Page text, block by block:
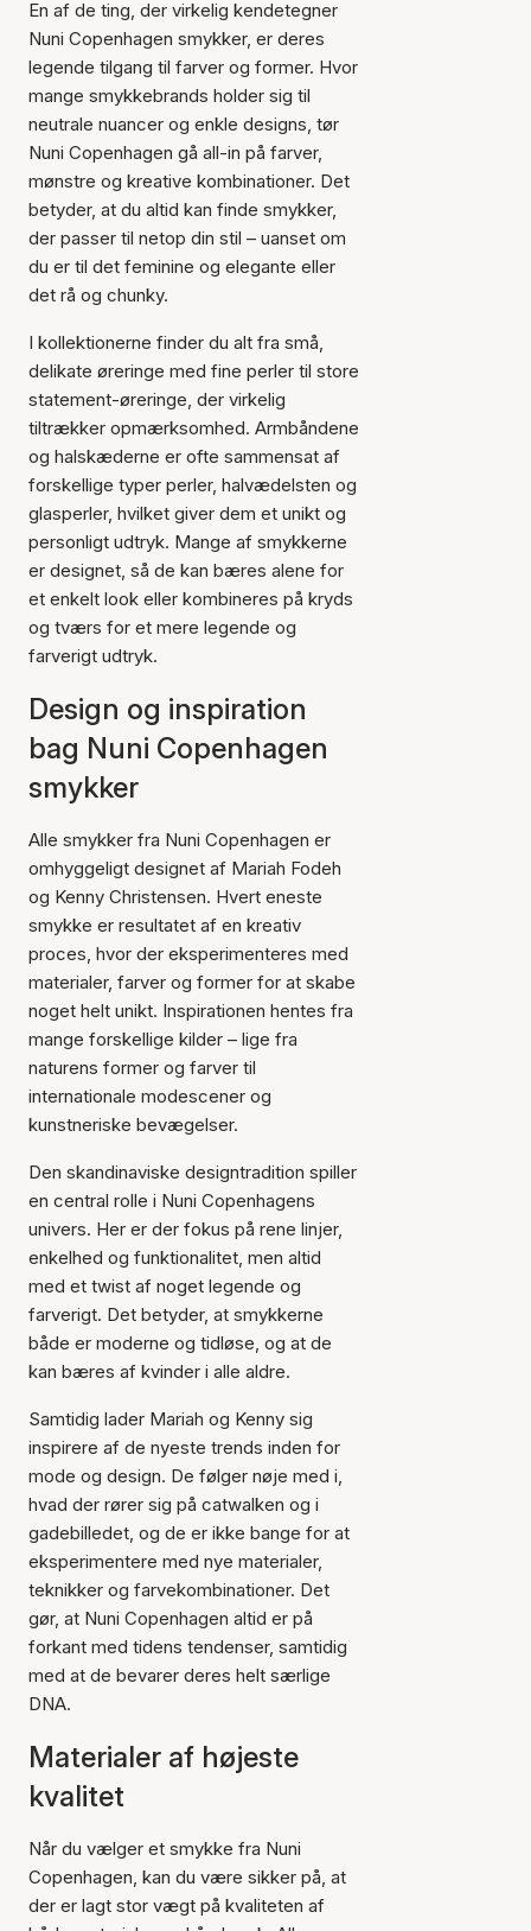
En af de ting, der virkelig kendetegner
Nuni Copenhagen smykker, er deres
legende tilgang til farver og former. Hvor
mange smykkebrands holder sig til
neutrale nuancer og enkle designs, tør
Nuni Copenhagen gå all-in på farver,
mønstre og kreative kombinationer. Det
betyder, at du altid kan finde smykker,
der passer til netop din stil – uanset om
du er til det feminine og elegante eller
det rå og chunky.
I kollektionerne finder du alt fra små,
delikate øreringe med fine perler til store
statement-øreringe, der virkelig
tiltrækker opmærksomhed. Armbåndene
og halskæderne er ofte sammensat af
forskellige typer perler, halvædelsten og
glasperler, hvilket giver dem et unikt og
personligt udtryk. Mange af smykkerne
er designet, så de kan bæres alene for
et enkelt look eller kombineres på kryds
og tværs for et mere legende og
farverigt udtryk.
Design og inspiration
bag Nuni Copenhagen
smykker
Alle smykker fra Nuni Copenhagen er
omhyggeligt designet af Mariah Fodeh
og Kenny Christensen. Hvert eneste
smykke er resultatet af en kreativ
proces, hvor der eksperimenteres med
materialer, farver og former for at skabe
noget helt unikt. Inspirationen hentes fra
mange forskellige kilder – lige fra
naturens former og farver til
internationale modescener og
kunstneriske bevægelser.
Den skandinaviske designtradition spiller
en central rolle i Nuni Copenhagens
univers. Her er der fokus på rene linjer,
enkelhed og funktionalitet, men altid
med et twist af noget legende og
farverigt. Det betyder, at smykkerne
både er moderne og tidløse, og at de
kan bæres af kvinder i alle aldre.
Samtidig lader Mariah og Kenny sig
inspirere af de nyeste trends inden for
mode og design. De følger nøje med i,
hvad der rører sig på catwalken og i
gadebilledet, og de er ikke bange for at
eksperimentere med nye materialer,
teknikker og farvekombinationer. Det
gør, at Nuni Copenhagen altid er på
forkant med tidens tendenser, samtidig
med at de bevarer deres helt særlige
DNA.
Materialer af højeste
kvalitet
Når du vælger et smykke fra Nuni
Copenhagen, kan du være sikker på, at
der er lagt stor vægt på kvaliteten af